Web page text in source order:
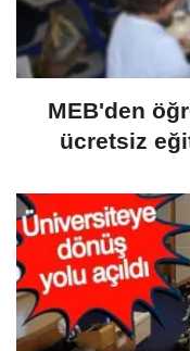
MEB'den
ücretsiz